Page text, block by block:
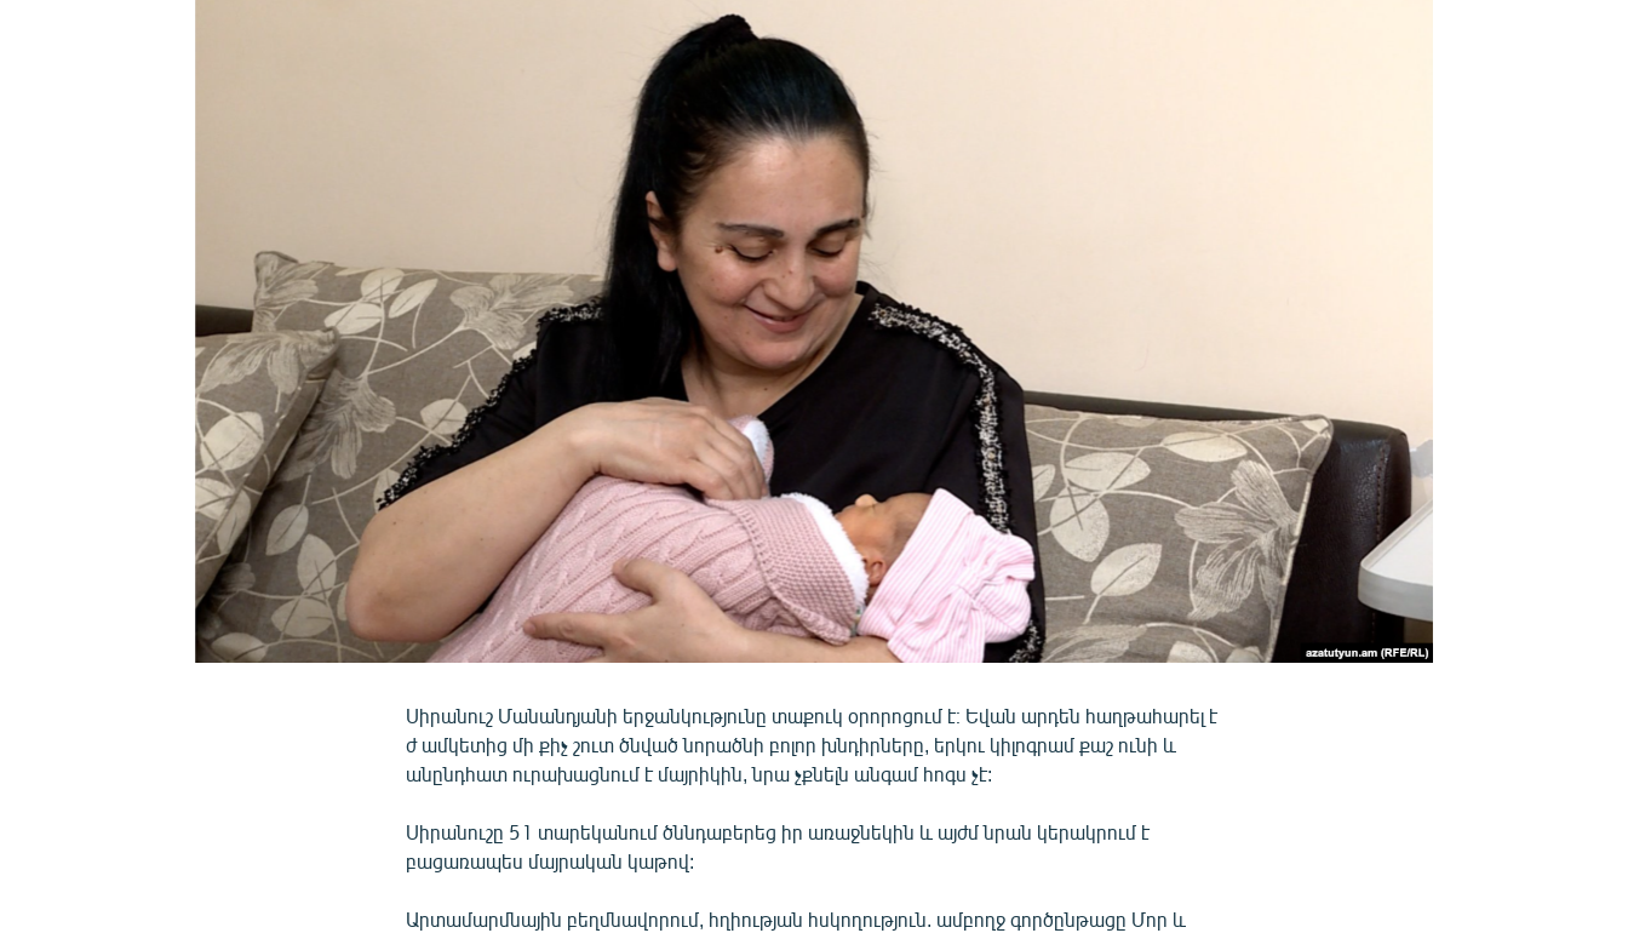
ՁԳՏԵԼՈՎ ԼԱՎԱԳՈՒՅՆԻՆ
Սիրանուշ Մանանդյանի երջանկությունը տաքուկ օրորոցում է։ Եվան արդեն հաղթահարել է
ժ ամկետից մի քիչ շուտ ծնված նորածնի բոլոր խնդիրները, երկու կիլոգրամ քաշ ունի և
անընդհատ ուրախացնում է մայրիկին, նրա չքնելն անգամ հոգս չէ:
Սիրանուշը 51 տարեկանում ծննդաբերեց իր առաջնեկին և այժմ նրան կերակրում է
բացառապես մայրական կաթով:
Արտամարմնային բեղմնավորում, հղիության հսկողություն. ամբողջ գործընթացը Մոր և